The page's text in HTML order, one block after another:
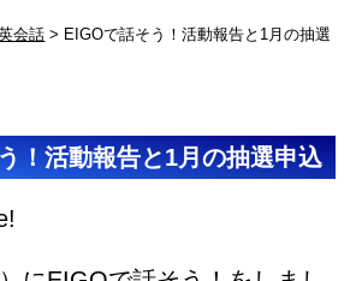
会話 > EIGOで話そう！活動報告と1月の抽選
！活動報告と1月の抽選申込